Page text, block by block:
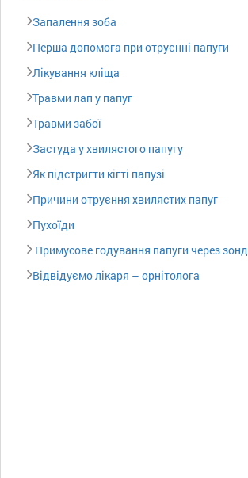
Запалення зоба
Перша допомога при отруєнні папуги
Лікування кліща
Травми лап у папуг
Травми забої
Застуда у хвилястого папугу
Як підстригти кігті папузі
Причини отруєння хвилястих папуг
Пухоїди
Примусове годування папуги через зонд
Відвідуємо лікаря – орнітолога